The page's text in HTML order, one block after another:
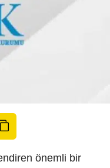
önemli bir